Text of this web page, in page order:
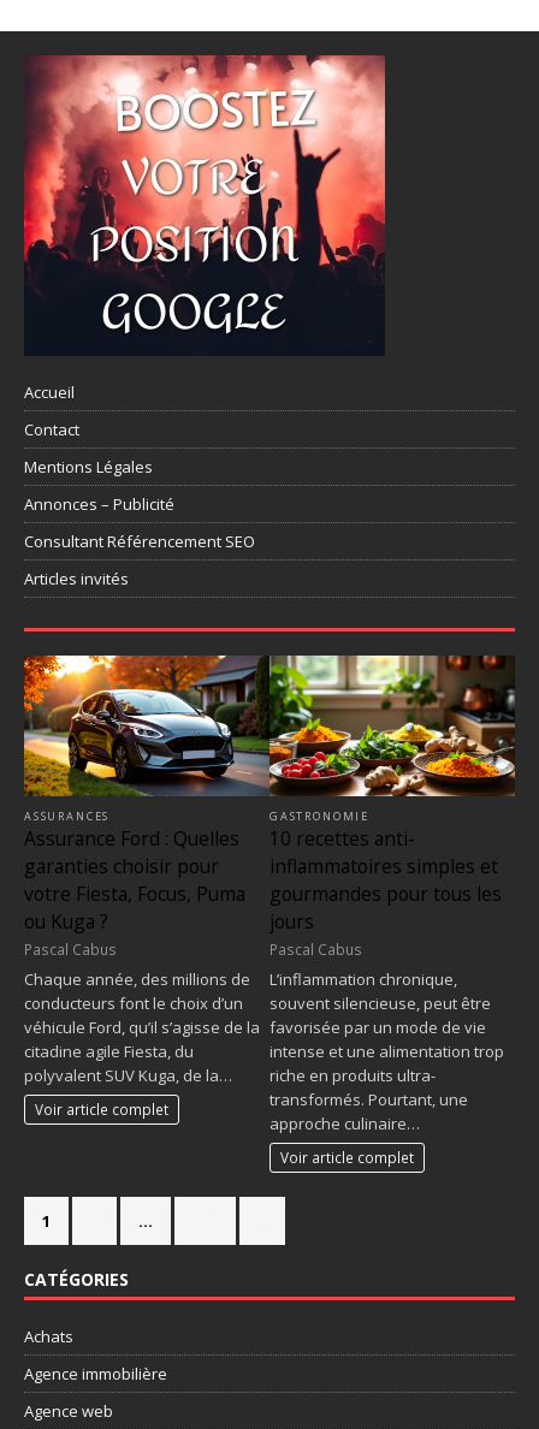
Accueil
Contact
Mentions Légales
Annonces – Publicité
Consultant Référencement SEO
Articles invités
ASSURANCES
Assurance Ford : Quelles
garanties choisir pour
votre Fiesta, Focus, Puma
ou Kuga ?
Pascal Cabus
Chaque année, des millions de
conducteurs font le choix d’un
véhicule Ford, qu’il s’agisse de la
citadine agile Fiesta, du
polyvalent SUV Kuga, de la…
Voir article complet
GASTRONOMIE
10 recettes anti-
inflammatoires simples et
gourmandes pour tous les
jours
Pascal Cabus
L’inflammation chronique,
souvent silencieuse, peut être
favorisée par un mode de vie
intense et une alimentation trop
riche en produits ultra-
transformés. Pourtant, une
approche culinaire…
Voir article complet
1 …
CATÉGORIES
Achats
Agence immobilière
Agence web